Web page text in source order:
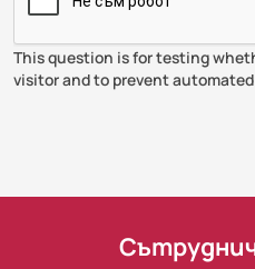
This question is for testing
visitor and to prevent